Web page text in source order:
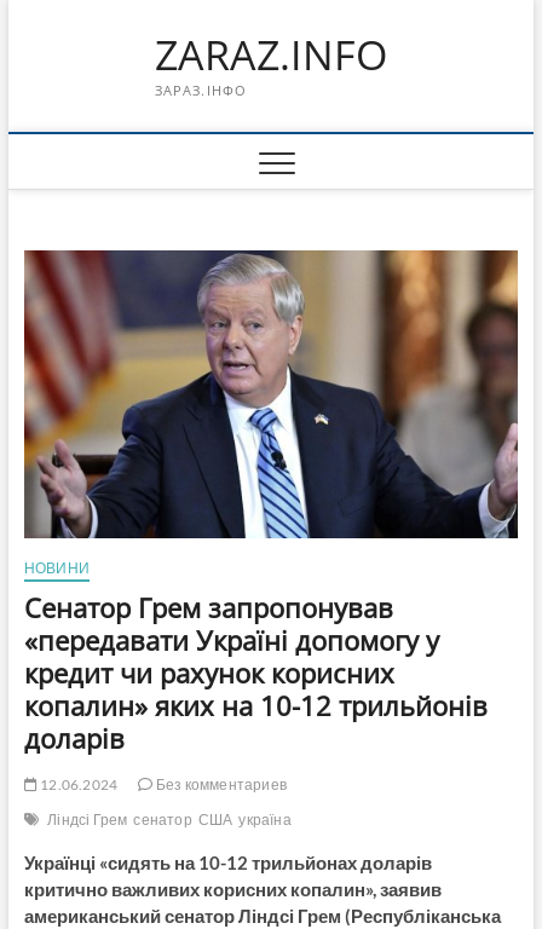
ZARAZ.INFO
ЗАРАЗ.ІНФО
НОВИНИ
Сенатор Грем запропонував
«передавати Україні допомогу у
кредит чи рахунок корисних
копалин» яких на 10-12 трильйонів
доларів
12.06.2024
Без комментариев
Ліндсі Грем сенатор США україна
Українці «сидять на 10-12 трильйонах доларів
критично важливих корисних копалин», заявив
американський сенатор Ліндсі Грем (Республіканська